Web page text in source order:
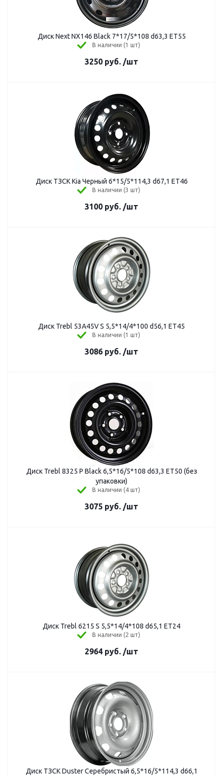
Диск Next NX146 Black 7*17/5*108 d63,3 ЕТ55
В наличии (1 шт)
3250 руб. /шт
Диск ТЗСК Kia Черный 6*15/5*114,3 d67,1 ЕТ46
В наличии (3 шт)
3100 руб. /шт
Диск Trebl 53A45V S 5,5*14/4*100 d56,1 ЕТ45
В наличии (1 шт)
3086 руб. /шт
Диск Trebl 8325 P Black 6,5*16/5*108 d63,3 ЕТ50 (без
упаковки)
В наличии (4 шт)
3075 руб. /шт
Диск Trebl 6215 S 5,5*14/4*108 d65,1 ЕТ24
В наличии (2 шт)
2964 руб. /шт
Диск ТЗСК Duster Серебристый 6,5*16/5*114,3 d66,1